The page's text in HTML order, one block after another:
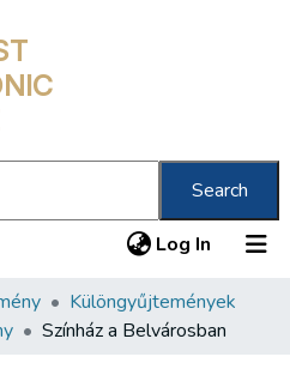
Search
Log In (current)
Különgyűjtemények
Színház a Belvárosban